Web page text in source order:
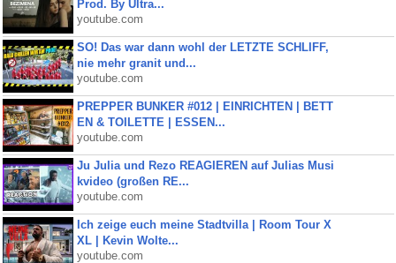
Prod. By Ultra...
youtube.com
SO! Das war dann wohl der LETZTE SCHLIFF,
nie mehr granit und...
youtube.com
PREPPER BUNKER #012 | EINRICHTEN | BETT
EN & TOILETTE | ESSEN...
youtube.com
Ju Julia und Rezo REAGIEREN auf Julias Musi
kvideo (großen RE...
youtube.com
Ich zeige euch meine Stadtvilla | Room Tour X
XL | Kevin Wolte...
youtube.com